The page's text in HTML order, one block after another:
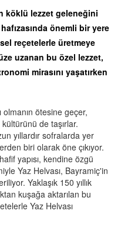
köklü lezzet geleneğini
önemli bir yere
reçetelerle üretmeye
uzanan bu özel lezzet,
mirasını yaşatırken
olmanın ötesine geçer,
kültürünü de taşırlar.
yıllardır sofralarda yer
biri olarak öne çıkıyor.
yapısı, kendine özgü
Yaz Helvası, Bayramiç'in
Yaklaşık 150 yıllık
kuşağa aktarılan bu
Yaz Helvası